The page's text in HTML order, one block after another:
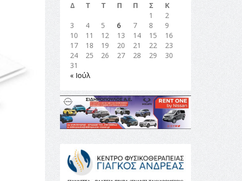
Δ
Τ Τ Π Π Σ
Κ
1
2
3
4 5 6 7 8
9
10
11 12 13 14 15
16
17
18 19 20 21 22
23
24
25 26 27 28 29
30
31
« Ιούλ